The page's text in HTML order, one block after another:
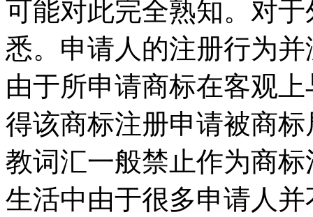
可能对此完全熟知。对
悉。申请人的注册行为
由于所申请商标在客观
得该商标注册申请被商
教词汇一般禁止作为商
生活中由于很多申请人